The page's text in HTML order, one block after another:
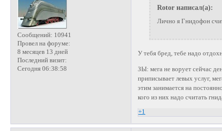
Сообщений: 10941
Провел на форуме:
8 месяцев 13 дней
Последний визит:
Сегодня 06:38:58
Rotor написал(а):
Лично я Гнидофон
У тебя бред, тебе надо
ЗЫ: мега не ворует сейчас
приписывает левых услуг,
этим занимается на
кого из них надо считать
+1